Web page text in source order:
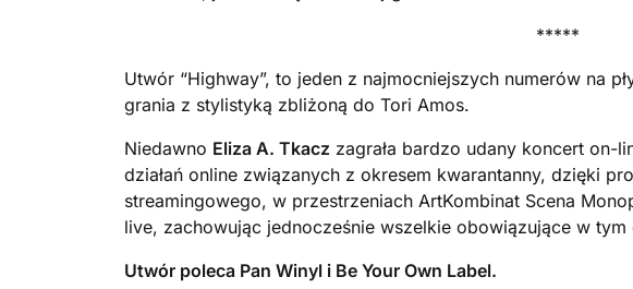
*****
Utwór “Highway”, to jeden z najmocniejszych numerów na
grania z stylistyką zbliżoną do Tori Amos.
Niedawno Eliza A. Tkacz zagrała bardzo udany koncert on-
działań online związanych z okresem kwarantanny, dzięki
streamingowego, w przestrzeniach ArtKombinat Scena
live, zachowując jednocześnie wszelkie obowiązujące w
Utwór poleca Pan Winyl i Be Your Own Label.